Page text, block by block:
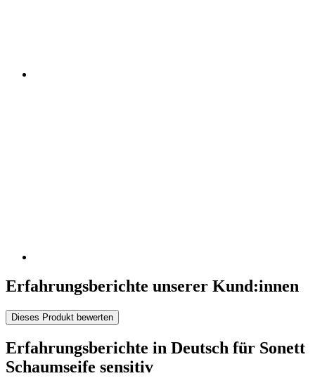
Erfahrungsberichte unserer Kund:innen
Dieses Produkt bewerten
Erfahrungsberichte in Deutsch für Sonett
Schaumseife sensitiv